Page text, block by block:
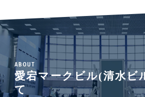
ABOUT
愛宕マークビル(清水ビ
て